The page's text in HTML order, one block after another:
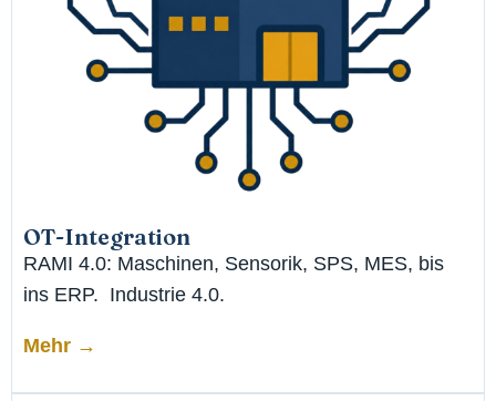
OT-Integration
RAMI 4.0: Maschinen, Sensorik, SPS, MES, bis
ins ERP. Industrie 4.0.
Mehr →